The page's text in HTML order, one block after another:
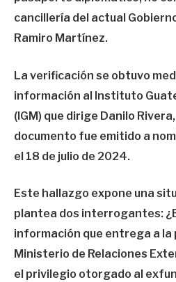
cancillería del actual
Ramiro Martínez.
La verificación se obtuvo
información al Instituto
(IGM) que dirige Danilo
documento fue emitido a
el 18 de julio de 2024.
Este hallazgo expone una
plantea dos interrogantes:
información que entrega a la
Ministerio de Relaciones
el privilegio otorgado al